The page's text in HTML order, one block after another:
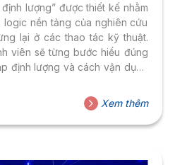
lượng” được thiết kế nhằm
nền tảng của nghiên cứu
lại ở các thao tác kỹ thuật.
viên sẽ từng bước hiểu đúng
định lượng và cách vận dụng
Xem thêm